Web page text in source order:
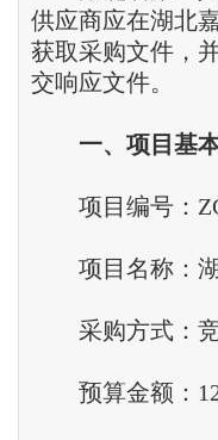
供应商应在湖北
获取采购文件，
交响应文件。
一、 项目基
项目编号：
项目名称：湖
采购方式：竞
预算金额：